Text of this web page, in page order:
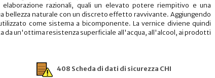
razionali, quali un elevato potere riempitivo e una
bellezza naturale con un discreto effetto ravvivante. Aggiungendo
come sistema a bicomponente. La vernice diviene quindi
un'ottima resistenza superficiale all'acqua, all'alcool, ai prodotti
408 Scheda di dati di sicurezza CHI